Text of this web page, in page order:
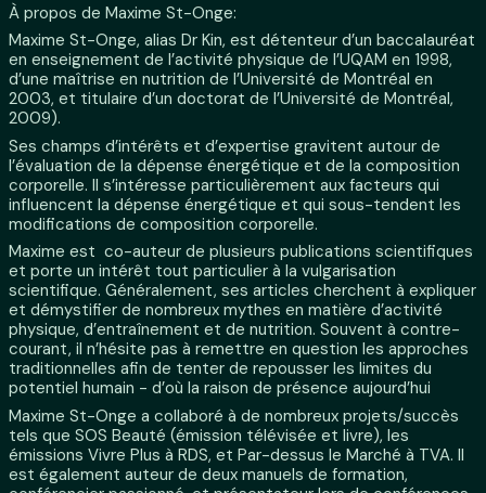
À propos de Maxime St-Onge:
Maxime St-Onge, alias Dr Kin, est détenteur d’un baccalauréat
en enseignement de l’activité physique de l’UQAM en 1998,
d’une maîtrise en nutrition de l’Université de Montréal en
2003, et titulaire d’un doctorat de l’Université de Montréal,
2009).
Ses champs d’intérêts et d’expertise gravitent autour de
l’évaluation de la dépense énergétique et de la composition
corporelle. Il s’intéresse particulièrement aux facteurs qui
influencent la dépense énergétique et qui sous-tendent les
modifications de composition corporelle.
Maxime est co-auteur de plusieurs publications scientifiques
et porte un intérêt tout particulier à la vulgarisation
scientifique. Généralement, ses articles cherchent à expliquer
et démystifier de nombreux mythes en matière d’activité
physique, d’entraînement et de nutrition. Souvent à contre-
courant, il n’hésite pas à remettre en question les approches
traditionnelles afin de tenter de repousser les limites du
potentiel humain - d’où la raison de présence aujourd’hui
Maxime St-Onge a collaboré à de nombreux projets/succès
tels que SOS Beauté (émission télévisée et livre), les
émissions Vivre Plus à RDS, et Par-dessus le Marché à TVA. Il
est également auteur de deux manuels de formation,